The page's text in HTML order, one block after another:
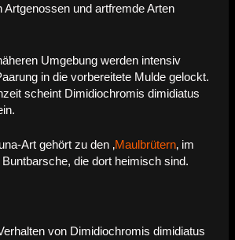
Artgenossen und artfremde Arten
Umgebung werden intensiv
in die vorbereitete Mulde gelockt.
scheint Dimidiochromis dimidiatus
Art gehört zu den ‚Maulbrütern‚ im
die dort heimisch sind.
von Dimidiochromis dimidiatus